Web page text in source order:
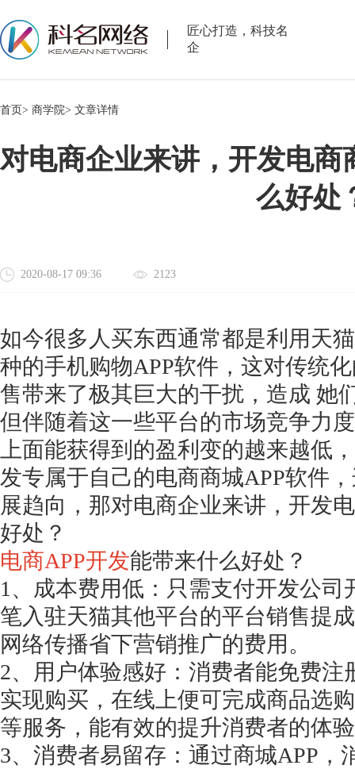
匠心打造，科技名
企
首页> 商学院> 文章详情
对电商企业来讲，开发电商
么好处
2020-08-17 09:36 2123
如今很多人买东西通常都是利用天
种的手机购物APP软件，这对传统
售带来了极其巨大的干扰，造成 她
但伴随着这一些平台的市场竞争力
上面能获得到的盈利变的越来越低
发专属于自己的电商商城APP软件
展趋向，那对电商企业来讲，开发
好处？
电商APP开发能带来什么好处？
1、成本费用低：只需支付开发公
笔入驻天猫其他平台的平台销售提
网络传播省下营销推广的费用。
2、用户体验感好：消费者能免费注
实现购买，在线上便可完成商品选
等服务，能有效的提升消费者的体
3、消费者易留存：通过商城APP，